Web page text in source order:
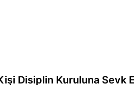
Disiplin Kuruluna Sevk